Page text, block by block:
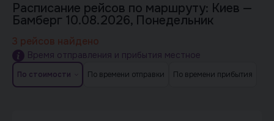
Расписание рейсов по маршруту: Киев —
Бамберг 10.08.2026, Понедельник
3 рейсов найдено
Время отправления и прибытия местное
По стоимости По времени отправки По времени прибытия